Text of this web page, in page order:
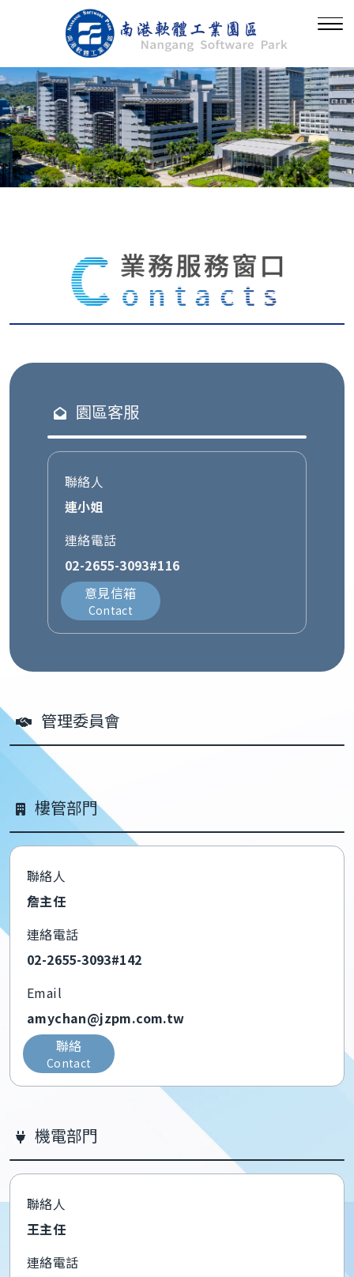
園區客服
聯絡人
連小姐
連絡電話
02-2655-3093#116
意見信箱
Contact
管理委員會
樓管部門
聯絡人
詹主任
連絡電話
02-2655-3093#142
Email
amychan@jzpm.com.tw
聯絡
Contact
機電部門
聯絡人
王主任
連絡電話